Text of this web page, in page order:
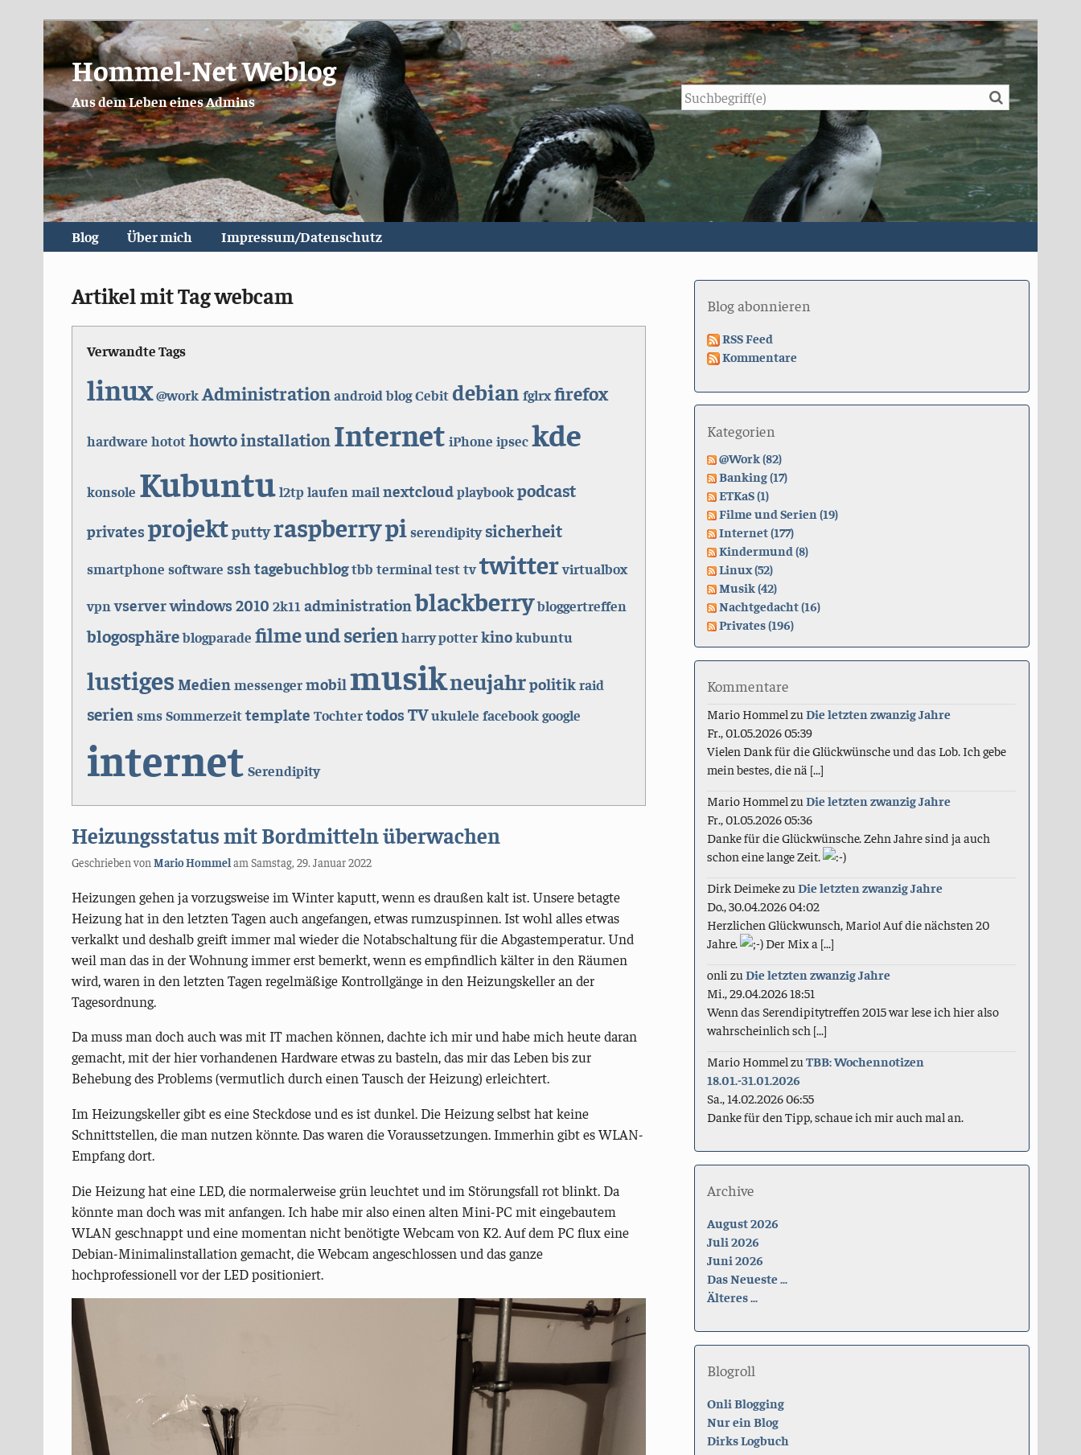
Hommel-Net Weblog
Aus dem Leben eines Admins Suche
Blog Über mich Impressum/Datenschutz
Artikel mit Tag webcam
Verwandte Tags
linux @work Administration android blog Cebit debian fglrx firefox
hardware hotot howtoinstallation Internet iPhone ipsec kde
konsole Kubuntu l2tp laufen mail nextcloud playbook podcast
privatesprojektputtyraspberry pi serendipity sicherheit
smartphone software ssh tagebuchblog tbb terminal test tv twittervirtualbox
vpn vserverwindows 2010 2k11 administrationblackberrybloggertreffen
blogosphäreblogparade filme und serien harry potter kino kubuntu
lustiges Medien messenger mobil musikneujahrpolitik raid
serien sms Sommerzeit template Tochter todos TV ukulele facebook google
internet Serendipity
Heizungsstatus mit Bordmitteln überwachen
Geschrieben von Mario Hommelam Samstag, 29. Januar 2022
Heizungen gehen ja vorzugsweise im Winter kaputt, wenn es draußen kalt ist. Unsere betagte
Heizung hat in den letzten Tagen auch angefangen, etwas rumzuspinnen. Ist wohl alles etwas
verkalkt und deshalb greift immer mal wieder die Notabschaltung für die Abgastemperatur. Und
weil man das in der Wohnung immer erst bemerkt, wenn es empfindlich kälter in den Räumen
wird, waren in den letzten Tagen regelmäßige Kontrollgänge in den Heizungskeller an der
Tagesordnung.
Da muss man doch auch was mit IT machen können, dachte ich mir und habe mich heute daran
gemacht, mit der hier vorhandenen Hardware etwas zu basteln, das mir das Leben bis zur
Behebung des Problems (vermutlich durch einen Tausch der Heizung) erleichtert.
Im Heizungskeller gibt es eine Steckdose und es ist dunkel. Die Heizung selbst hat keine
Schnittstellen, die man nutzen könnte. Das waren die Voraussetzungen. Immerhin gibt es WLAN-
Empfang dort.
Die Heizung hat eine LED, die normalerweise grün leuchtet und im Störungsfall rot blinkt. Da
könnte man doch was mit anfangen. Ich habe mir also einen alten Mini-PC mit eingebautem
WLAN geschnappt und eine momentan nicht benötigte Webcam von K2. Auf dem PC flux eine
Debian-Minimalinstallation gemacht, die Webcam angeschlossen und das ganze
hochprofessionell vor der LED positioniert.
Blog abonnieren
RSS Feed
Kommentare
Kategorien
@Work (82)
Banking (17)
ETKaS (1)
Filme und Serien (19)
Internet (177)
Kindermund (8)
Linux (52)
Musik (42)
Nachtgedacht (16)
Privates (196)
Kommentare
Mario Hommel zuDie letzten zwanzig Jahre
Fr., 01.05.2026 05:39
Vielen Dank für die Glückwünsche und das Lob. Ich gebe
mein bestes, die nä [...]
Mario Hommel zuDie letzten zwanzig Jahre
Fr., 01.05.2026 05:36
Danke für die Glückwünsche. Zehn Jahre sind ja auch
schon eine lange Zeit.
Dirk DeimekezuDie letzten zwanzig Jahre
Do., 30.04.2026 04:02
Herzlichen Glückwunsch, Mario! Auf die nächsten 20
Jahre.
Der Mix a [...]
onli zuDie letzten zwanzig Jahre
Mi., 29.04.2026 18:51
Wenn das Serendipitytreffen 2015 war lese ich hier also
wahrscheinlich sch [...]
Mario Hommel zuTBB: Wochennotizen
18.01.-31.01.2026
Sa., 14.02.2026 06:55
Danke für den Tipp, schaue ich mir auch mal an.
Archive
August 2026
Juli 2026
Juni 2026
Das Neueste ...
Älteres ...
Blogroll
Onli Blogging
Nur ein Blog
Dirks Logbuch